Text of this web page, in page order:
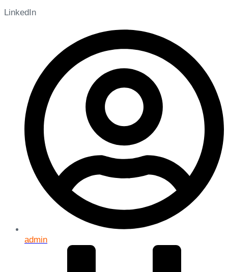
LinkedIn
admin